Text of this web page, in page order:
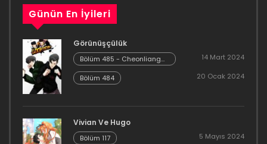
Bölüm 113
2 Temmuz 2023
Bölüm 112
25 Haziran 2023
Bölüm 111
22 Haziran 2023
Günün En İyileri
Görünüşçülük
Bölüm 485 - Cheonliang
[04]
14 Mart 2024
Bölüm 484 20 Ocak 2024
Vivian Ve Hugo
Bölüm 117 5 Mayıs 2024